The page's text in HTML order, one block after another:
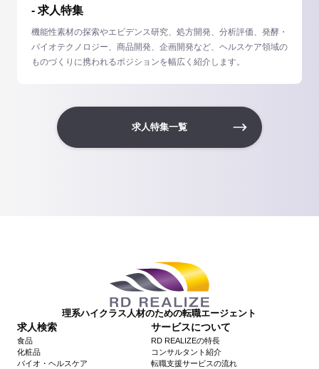
- 求人特集
機能性素材の探索やエビデンス研究、処方開発、分析評価、発酵・
バイオテクノロジー、商品開発、企画開発など、ヘルスケア領域の
ものづくりに携われるポジションを幅広く紹介します。
求人特集一覧
理系ハイクラス人材のための転職エージェント
求人検索
食品
化粧品
バイオ・ヘルスケア
サービスについて
RD REALIZEの特長
コンサルタント紹介
転職支援サービスの流れ